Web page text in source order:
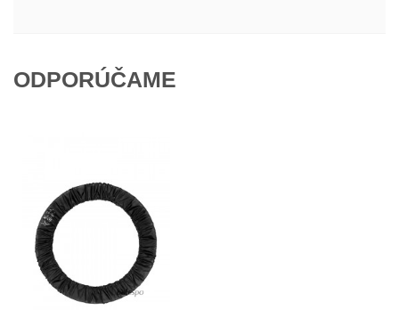
ODPORÚČAME